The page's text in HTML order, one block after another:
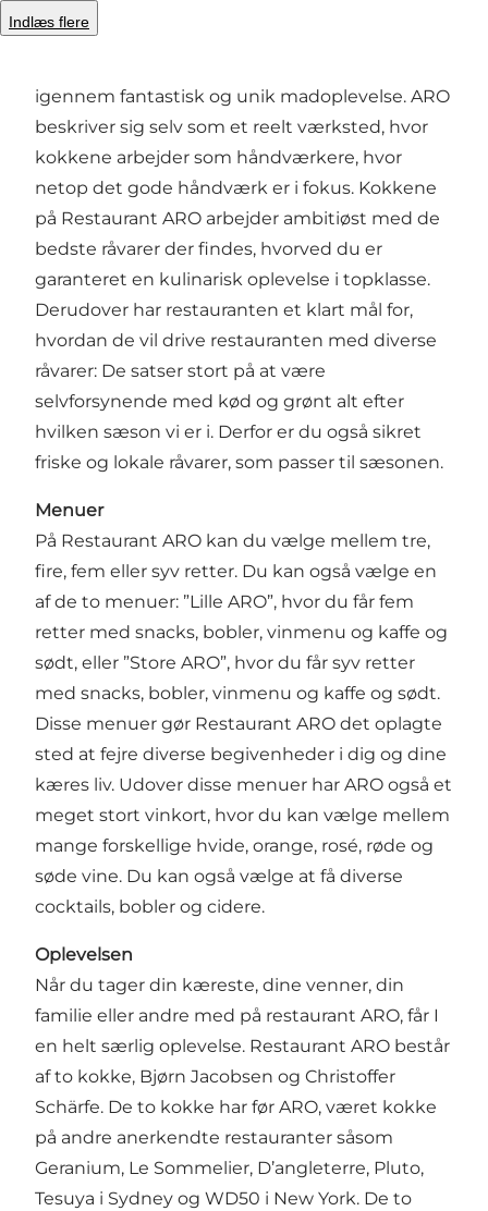
Indlæs flere
Restauranten
igennem fantastisk og unik madoplevelse. ARO
beskriver sig selv som et reelt værksted, hvor
kokkene arbejder som håndværkere, hvor
netop det gode håndværk er i fokus. Kokkene
på Restaurant ARO arbejder ambitiøst med de
bedste råvarer der findes, hvorved du er
garanteret en kulinarisk oplevelse i topklasse.
Derudover har restauranten et klart mål for,
hvordan de vil drive restauranten med diverse
råvarer: De satser stort på at være
selvforsynende med kød og grønt alt efter
hvilken sæson vi er i. Derfor er du også sikret
friske og lokale råvarer, som passer til sæsonen.
Menuer
På Restaurant ARO kan du vælge mellem tre,
fire, fem eller syv retter. Du kan også vælge en
af de to menuer: ”Lille ARO”, hvor du får fem
retter med snacks, bobler, vinmenu og kaffe og
sødt, eller ”Store ARO”, hvor du får syv retter
med snacks, bobler, vinmenu og kaffe og sødt.
Disse menuer gør Restaurant ARO det oplagte
sted at fejre diverse begivenheder i dig og dine
kæres liv. Udover disse menuer har ARO også et
meget stort vinkort, hvor du kan vælge mellem
mange forskellige hvide, orange, rosé, røde og
søde vine. Du kan også vælge at få diverse
cocktails, bobler og cidere.
Oplevelsen
Når du tager din kæreste, dine venner, din
familie eller andre med på restaurant ARO, får I
en helt særlig oplevelse. Restaurant ARO består
af to kokke, Bjørn Jacobsen og Christoffer
Schärfe. De to kokke har før ARO, været kokke
på andre anerkendte restauranter såsom
Geranium, Le Sommelier, D’angleterre, Pluto,
Tesuya i Sydney og WD50 i New York. De to